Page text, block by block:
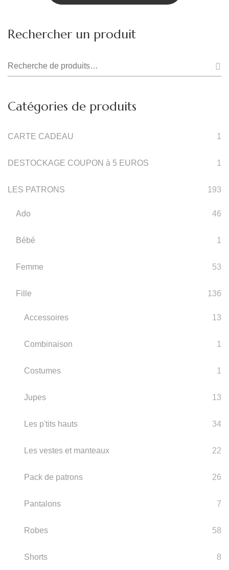
Rechercher un produit
Recherche
Catégories de produits
CARTE CADEAU 1
DESTOCKAGE COUPON à 5 EUROS 1
LES PATRONS 193
Ado 46
Bébé 1
Femme 53
Fille 136
Accessoires 13
Combinaison 1
Costumes 1
Jupes 13
Les p'tits hauts 34
Les vestes et manteaux 22
Pack de patrons 26
Pantalons 7
Robes 58
Shorts 8